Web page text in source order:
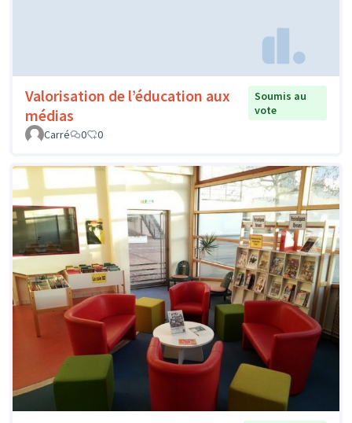
Valorisation de l’éducation aux
médias
Soumis au
vote
Carré
0 0